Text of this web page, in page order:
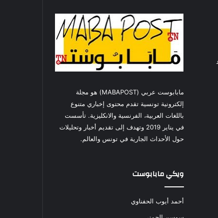
مابابوست عربي (MABAPOST) هو مجلة
إلكترونية تونسية تقدم محتوى إخباري متنوع
باللغات العربية، الفرنسية والانكليزية. تأسست
في يناير 2019 وتهدف إلى تقديم أخبار وتحليلات
حول الأحداث الجارية في تونس والعالم.
ويكي مابابوست
أحمد أيوب الحفناوي